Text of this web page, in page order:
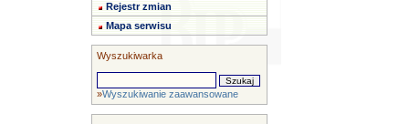
Rejestr zmian
Mapa serwisu
Wyszukiwarka
»Wyszukiwanie zaawansowane